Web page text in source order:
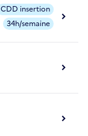
CDD insertion
34h/semaine